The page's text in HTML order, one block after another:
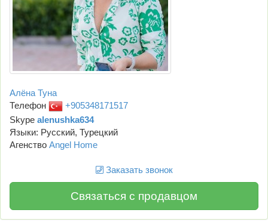
Алёна Туна
Телефон
+905348171517
Skype alenushka634
Языки: Русский, Турецкий
Агенство Angel Home
Заказать звонок
Связаться с продавцом